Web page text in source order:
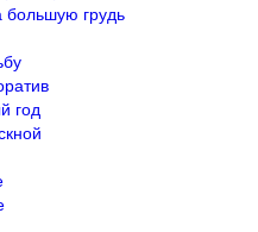
большую грудь
год